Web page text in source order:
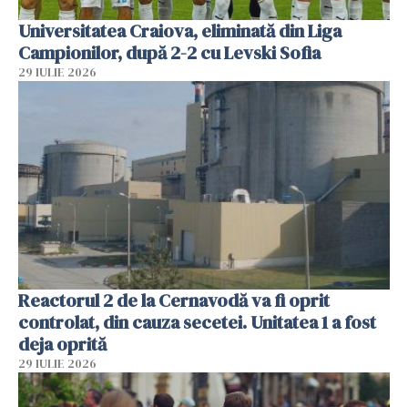
Universitatea Craiova, eliminată din Liga
Campionilor, după 2-2 cu Levski Sofia
29 IULIE 2026
Reactorul 2 de la Cernavodă va fi oprit
controlat, din cauza secetei. Unitatea 1 a fost
deja oprită
29 IULIE 2026